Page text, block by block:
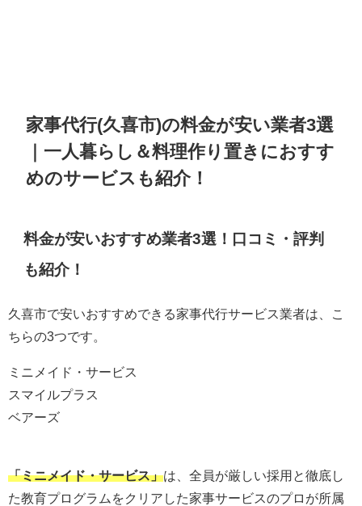
家事代行(久喜市)の料金が安い業者3選
｜一人暮らし＆料理作り置きにおすす
めのサービスも紹介！
料金が安いおすすめ業者3選！口コミ・評判
も紹介！
久喜市で安いおすすめできる家事代行サービス業者は、こ
ちらの3つです。
ミニメイド・サービス
スマイルプラス
ベアーズ
「ミニメイド・サービス」は、全員が厳しい採用と徹底し
た教育プログラムをクリアした家事サービスのプロが所属